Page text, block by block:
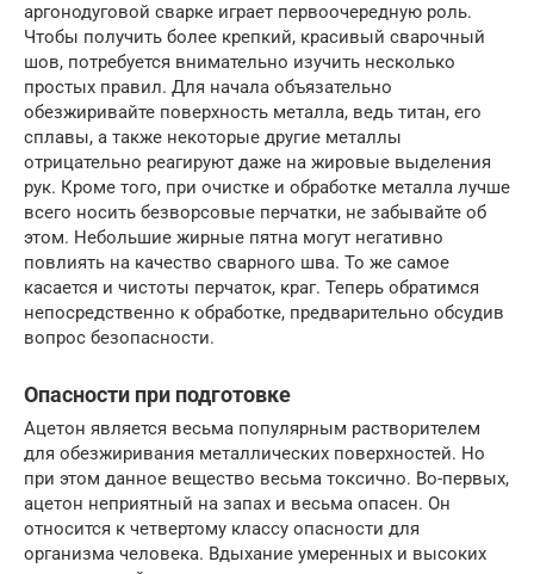
аргонодуговой сварке играет первоочередную роль.
Чтобы получить более крепкий, красивый сварочный
шов, потребуется внимательно изучить несколько
простых правил. Для начала объязательно
обезжиривайте поверхность металла, ведь титан, его
сплавы, а также некоторые другие металлы
отрицательно реагируют даже на жировые выделения
рук. Кроме того, при очистке и обработке металла лучше
всего носить безворсовые перчатки, не забывайте об
этом. Небольшие жирные пятна могут негативно
повлиять на качество сварного шва. То же самое
касается и чистоты перчаток, краг. Теперь обратимся
непосредственно к обработке, предварительно обсудив
вопрос безопасности.
Опасности при подготовке
Ацетон является весьма популярным растворителем
для обезжиривания металлических поверхностей. Но
при этом данное вещество весьма токсично. Во-первых,
ацетон неприятный на запах и весьма опасен. Он
относится к четвертому классу опасности для
организма человека. Вдыхание умеренных и высоких